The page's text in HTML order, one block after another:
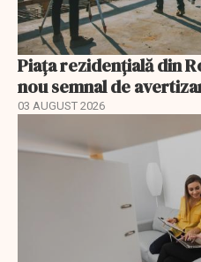
Piața rezidențială din
nou semnal de
03 AUGUST 2026